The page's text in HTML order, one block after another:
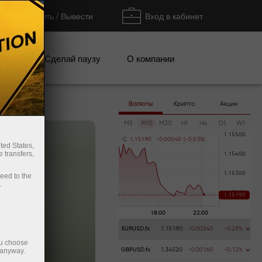
Пополнить / Вывести Вход в кабинет
Сделай паузу О компании
Валюты Крипто Акции
M5 M15 M30 H1 H4 D1 W1
C 1 . 1 5 1 90 -0 .000 40 ( -0 .0 3%
EURUSD.fx 1.15190 -0.00340 -0.29%
GBPUSD.fx 1.34520 -0.00160 -0.12%
States,
transfers,
to the
choose